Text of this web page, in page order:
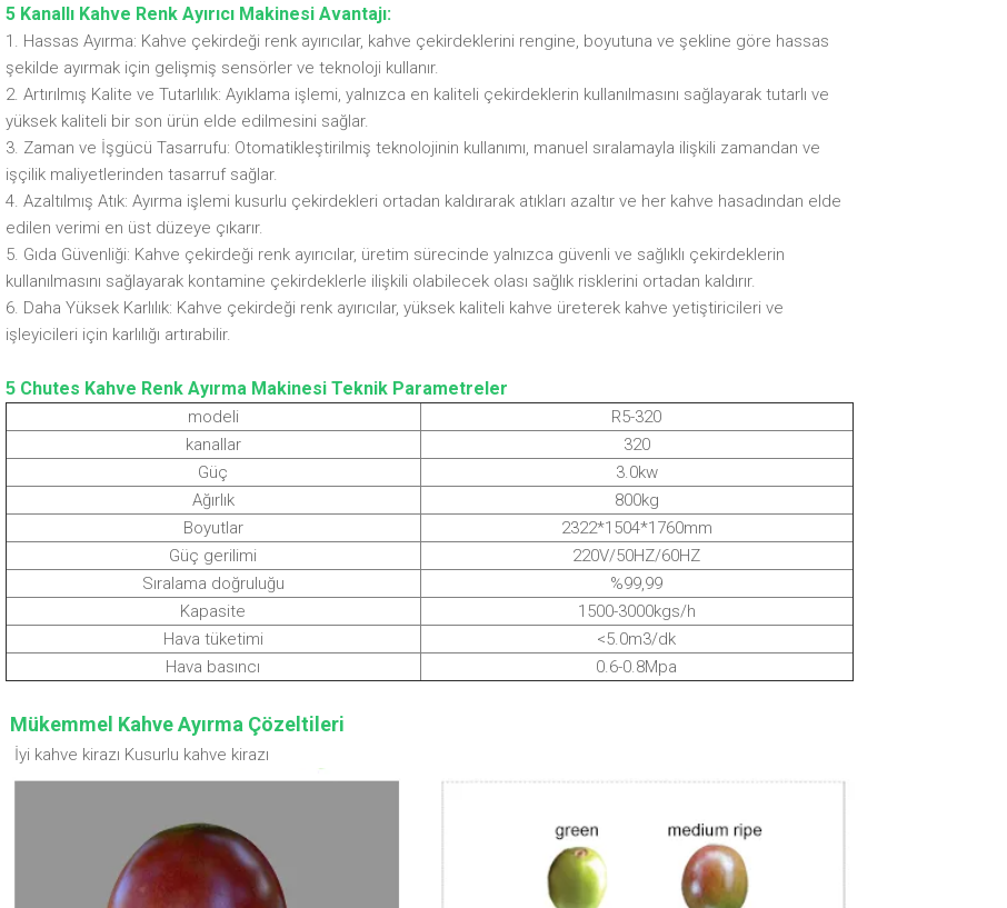
5 Kanallı Kahve Renk Ayırıcı Makinesi Avantajı:
1. Hassas Ayırma: Kahve çekirdeği renk ayırıcılar, kahve çekirdeklerini rengine, boyutuna ve şekline göre hassas
şekilde ayırmak için gelişmiş sensörler ve teknoloji kullanır.
2. Artırılmış Kalite ve Tutarlılık: Ayıklama işlemi, yalnızca en kaliteli çekirdeklerin kullanılmasını sağlayarak tutarlı ve
yüksek kaliteli bir son ürün elde edilmesini sağlar.
3. Zaman ve İşgücü Tasarrufu: Otomatikleştirilmiş teknolojinin kullanımı, manuel sıralamayla ilişkili zamandan ve
işçilik maliyetlerinden tasarruf sağlar.
4. Azaltılmış Atık: Ayırma işlemi kusurlu çekirdekleri ortadan kaldırarak atıkları azaltır ve her kahve hasadından elde
edilen verimi en üst düzeye çıkarır.
5. Gıda Güvenliği: Kahve çekirdeği renk ayırıcılar, üretim sürecinde yalnızca güvenli ve sağlıklı çekirdeklerin
kullanılmasını sağlayarak kontamine çekirdeklerle ilişkili olabilecek olası sağlık risklerini ortadan kaldırır.
6. Daha Yüksek Karlılık: Kahve çekirdeği renk ayırıcılar, yüksek kaliteli kahve üreterek kahve yetiştiricileri ve
işleyicileri için karlılığı artırabilir.
5Chutes Kahve Renk Ayırma Makinesi Teknik Parametreler
modeli
R5-320
kanallar
320
Güç
3.0kw
Ağırlık
800kg
Boyutlar
2322*1504*1760mm
Güç gerilimi
220V/50HZ/60HZ
Sıralama doğruluğu
%99,99
Kapasite
1500-3000kgs/h
Hava tüketimi
<5.0m3/dk
Hava basıncı
0.6-0.8Mpa
Mükemmel Kahve Ayırma Çözeltileri
İyi kahve kirazı Kusurlu kahve kirazı